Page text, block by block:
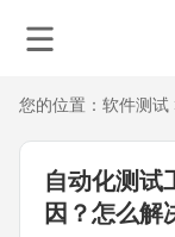
您的位置： 软件测试
自动化测试
因？怎么解